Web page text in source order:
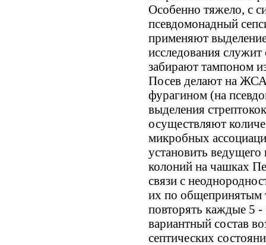
Особенно тяжело, с
псевдомонадный
применяют
исследования
забирают тампоном
Посев делают на ЖСА
фурагином (на
выделения
осуществляют
микробных
установить
колоний на чашках
связи с
их по общепринятым
повторять каждые 5
вариантный состав
септических